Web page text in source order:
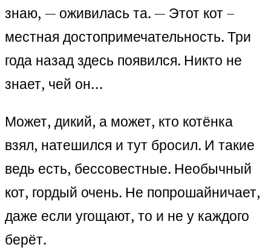
знаю, — оживилась та. — Этот кот –
местная достопримечательность. Три
года назад здесь появился. Никто не
знает, чей он…
Может, дикий, а может, кто котёнка
взял, натешился и тут бросил. И такие
ведь есть, бессовестные. Необычный
кот, гордый очень. Не попрошайничает,
даже если угощают, то и не у каждого
берёт.